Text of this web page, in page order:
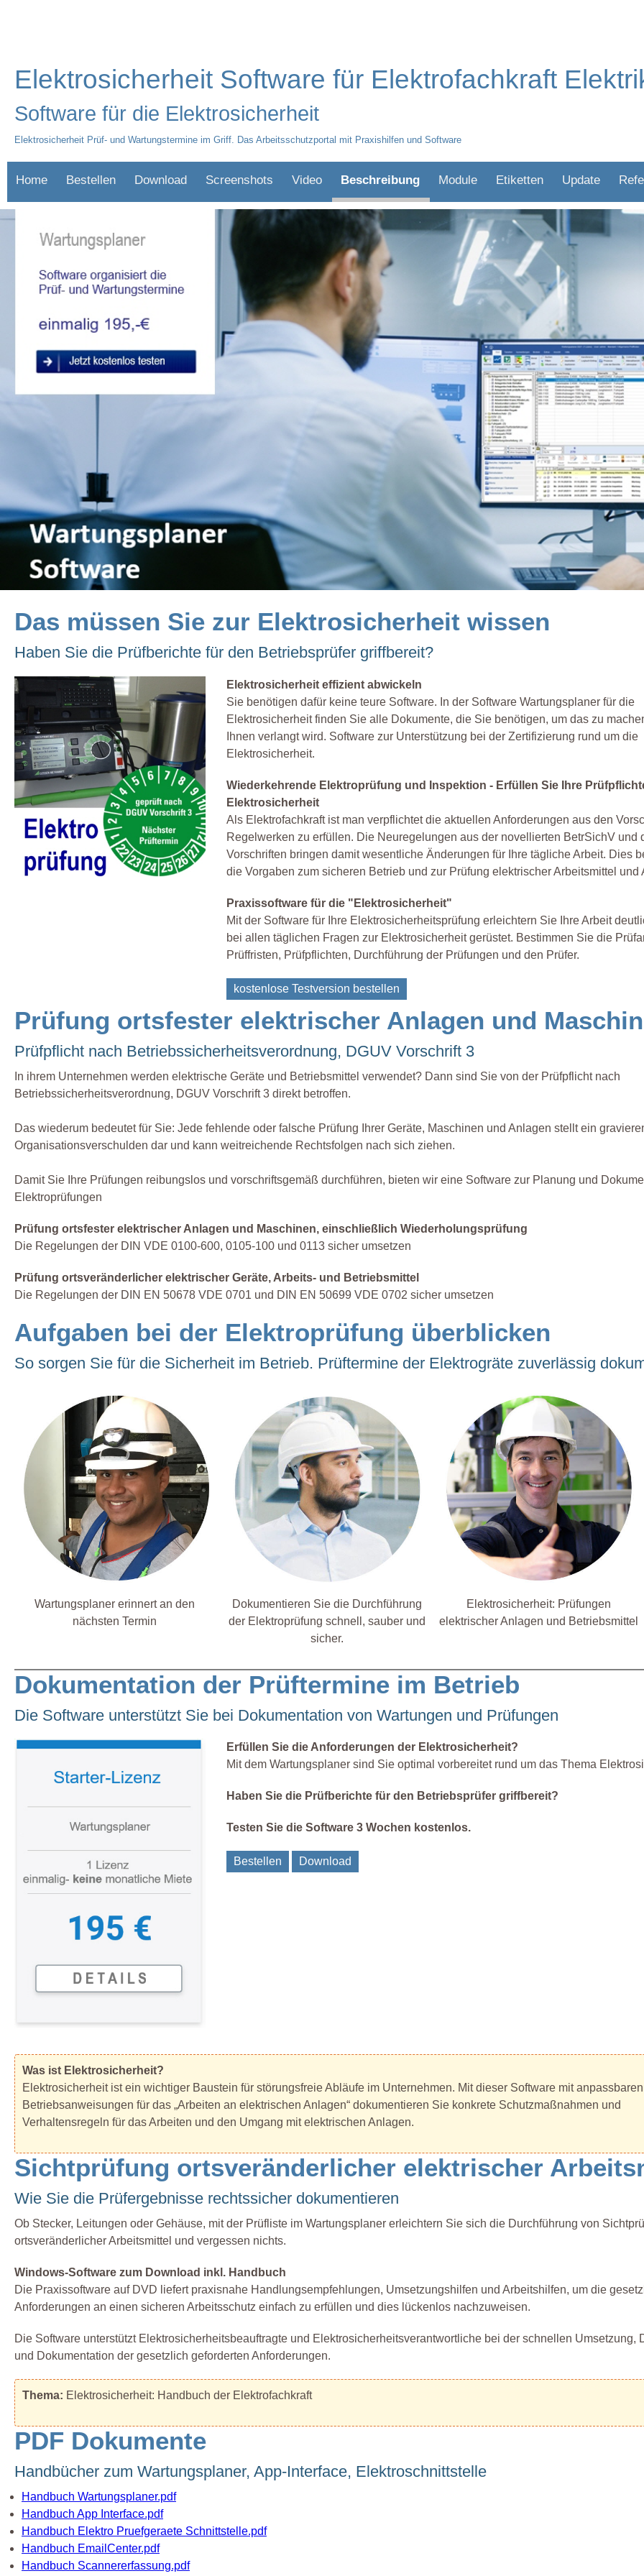
Elektrosicherheit Software für Elektrofachkraft
Software für die Elektrosicherheit
Elektrosicherheit Prüf- und Wartungstermine im Griff. Das Arbeitsschutzportal mit Praxishilfen und Software
Home Bestellen Download Screenshots Video Beschreibung Module Etiketten Update
Das müssen Sie zur Elektrosicherheit wissen
Haben Sie die Prüfberichte für den Betriebsprüfer griffbereit?
Elektrosicherheit effizient abwickeln
Sie benötigen dafür keine teure Software. In der Software Wartungsplaner für die
Elektrosicherheit finden Sie alle Dokumente, die Sie benötigen, um das zu
Ihnen verlangt wird. Software zur Unterstützung bei der Zertifizierung rund um die
Elektrosicherheit.
Wiederkehrende Elektroprüfung und Inspektion - Erfüllen Sie Ihre
Elektrosicherheit
Als Elektrofachkraft ist man verpflichtet die aktuellen Anforderungen aus den
Regelwerken zu erfüllen. Die Neuregelungen aus der novellierten BetrSichV und
Vorschriften bringen damit wesentliche Änderungen für Ihre tägliche Arbeit. Dies
die Vorgaben zum sicheren Betrieb und zur Prüfung elektrischer Arbeitsmittel und
Praxissoftware für die "Elektrosicherheit"
Mit der Software für Ihre Elektrosicherheitsprüfung erleichtern Sie Ihre Arbeit
bei allen täglichen Fragen zur Elektrosicherheit gerüstet. Bestimmen Sie die
Prüffristen, Prüfpflichten, Durchführung der Prüfungen und den Prüfer.
kostenlose Testversion bestellen
Prüfung ortsfester elektrischer Anlagen und
Prüfpflicht nach Betriebssicherheitsverordnung, DGUV Vorschrift 3
In ihrem Unternehmen werden elektrische Geräte und Betriebsmittel verwendet? Dann sind Sie von der Prüfpflicht nach
Betriebssicherheitsverordnung, DGUV Vorschrift 3 direkt betroffen.
Das wiederum bedeutet für Sie: Jede fehlende oder falsche Prüfung Ihrer Geräte, Maschinen und Anlagen stellt ein
Organisationsverschulden dar und kann weitreichende Rechtsfolgen nach sich ziehen.
Damit Sie Ihre Prüfungen reibungslos und vorschriftsgemäß durchführen, bieten wir eine Software zur Planung und
Elektroprüfungen
Prüfung ortsfester elektrischer Anlagen und Maschinen, einschließlich Wiederholungsprüfung
Die Regelungen der DIN VDE 0100-600, 0105-100 und 0113 sicher umsetzen
Prüfung ortsveränderlicher elektrischer Geräte, Arbeits- und Betriebsmittel
Die Regelungen der DIN EN 50678 VDE 0701 und DIN EN 50699 VDE 0702 sicher umsetzen
Aufgaben bei der Elektroprüfung überblicken
So sorgen Sie für die Sicherheit im Betrieb. Prüftermine der Elektrogräte zuverlässig
Wartungsplaner erinnert an den
nächsten Termin
Dokumentieren Sie die Durchführung
der Elektroprüfung schnell, sauber und
sicher.
Elektrosicherheit: Prüfungen
elektrischer Anlagen und Betriebsmittel
Dokumentation der Prüftermine im Betrieb
Die Software unterstützt Sie bei Dokumentation von Wartungen und Prüfungen
Erfüllen Sie die Anforderungen der Elektrosicherheit?
Mit dem Wartungsplaner sind Sie optimal vorbereitet rund um das Thema
Haben Sie die Prüfberichte für den Betriebsprüfer griffbereit?
Testen Sie die Software 3 Wochen kostenlos.
Bestellen Download
Was ist Elektrosicherheit?
Elektrosicherheit ist ein wichtiger Baustein für störungsfreie Abläufe im Unternehmen. Mit dieser Software mit anpassbaren
Betriebsanweisungen für das „Arbeiten an elektrischen Anlagen“ dokumentieren Sie konkrete Schutzmaßnahmen und
Verhaltensregeln für das Arbeiten und den Umgang mit elektrischen Anlagen.
Sichtprüfung ortsveränderlicher elektrischer
Wie Sie die Prüfergebnisse rechtssicher dokumentieren
Ob Stecker, Leitungen oder Gehäuse, mit der Prüfliste im Wartungsplaner erleichtern Sie sich die Durchführung von
ortsveränderlicher Arbeitsmittel und vergessen nichts.
Windows-Software zum Download inkl. Handbuch
Die Praxissoftware auf DVD liefert praxisnahe Handlungsempfehlungen, Umsetzungshilfen und Arbeitshilfen, um die
Anforderungen an einen sicheren Arbeitsschutz einfach zu erfüllen und dies lückenlos nachzuweisen.
Die Software unterstützt Elektrosicherheitsbeauftragte und Elektrosicherheitsverantwortliche bei der schnellen Umsetzung,
und Dokumentation der gesetzlich geforderten Anforderungen.
Thema: Elektrosicherheit: Handbuch der Elektrofachkraft
PDF Dokumente
Handbücher zum Wartungsplaner, App-Interface, Elektroschnittstelle
Handbuch Wartungsplaner.pdf
Handbuch App Interface.pdf
Handbuch Elektro Pruefgeraete Schnittstelle.pdf
Handbuch EmailCenter.pdf
Handbuch Scannererfassung.pdf